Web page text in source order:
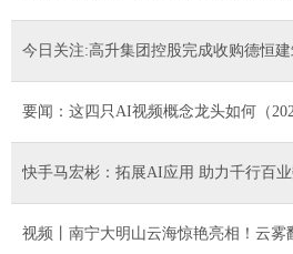
今日关注:高升集团控股完成收购德恒
要闻：这四只AI视频概念龙头如何（
快手马宏彬：拓展AI应用 助力千行百
视频丨南宁大明山云海惊艳亮相！云雾